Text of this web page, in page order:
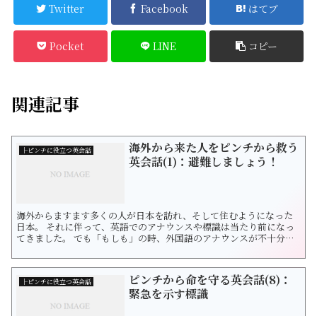
Twitter Facebook はてブ
Pocket LINE コピー
関連記事
├ピンチに役立つ英会話
海外から来た人をピンチから救う
英会話(1)：避難しましょう！
海外からますます多くの人が日本を訪れ、そして住むようになった
日本。 それに伴って、英語でのアナウンスや標識は当たり前になっ
てきました。 でも「もしも」の時、外国語のアナウンスが不十分だ
さの一言」を英語で言えたら？ 外国から来る人を助けることができ
るだけではなく、 自分が海外に行ったときに身を守ることもできる
のです。 今日の言葉...
├ピンチに役立つ英会話
ピンチから命を守る英会話(8)：
緊急を示す標識